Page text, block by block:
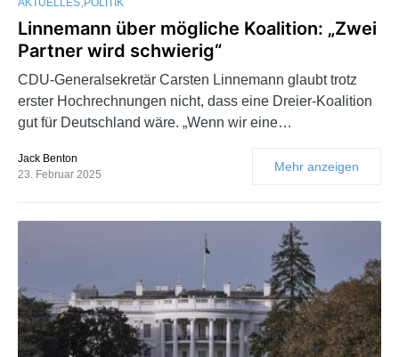
Linnemann über mögliche Koalition: „Zwei
Partner wird schwierig“
CDU-Generalsekretär Carsten Linnemann glaubt trotz
erster Hochrechnungen nicht, dass eine Dreier-Koalition
gut für Deutschland wäre. „Wenn wir eine…
Jack Benton
23. Februar 2025
Mehr anzeigen